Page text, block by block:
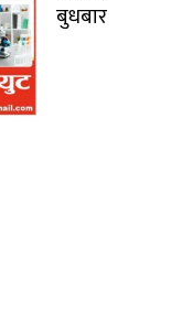
बुधबार